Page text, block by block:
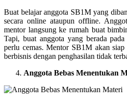
Buat belajar anggota SB1M yang
secara online ataupun offline.
mentor langsung ke rumah buat
Tapi, buat anggota yang berada
perlu cemas. Mentor SB1M akan
berbisnis dengan penghasilan tidak
Anggota Bebas Menentukan